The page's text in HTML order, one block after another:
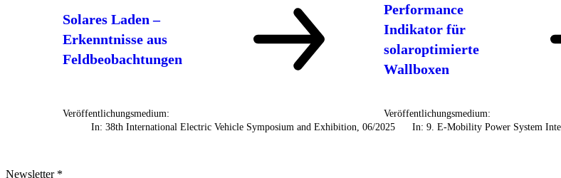
Solares Laden –
Erkenntnisse aus
Feldbeobachtungen
Veröffentlichungsmedium:
In: 38th International Electric Vehicle Symposium and Exhibition, 06/2025
Performance
Indikator für
solaroptimierte
Wallboxen
Veröffentlichungsmedium:
In: 9. E-Mobility Power System
Newsletter *